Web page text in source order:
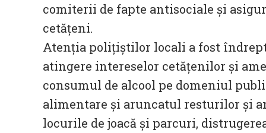
comiterii de fapte antisociale și
cetățeni.
Atenția polițiștilor locali a fost
atingere intereselor cetățenilor și
consumul de alcool pe domeniul
alimentare și aruncatul resturilor și
locurile de joacă și parcuri,